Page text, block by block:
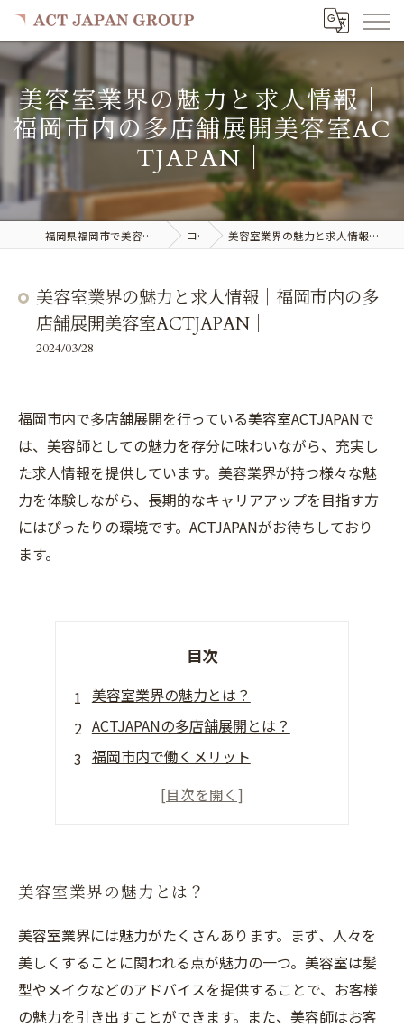
美容室業界の魅力と求人情報｜
福岡市内の多店舗展開美容室AC
TJAPAN｜
福岡県福岡市で美容室の求人ならACT JAPAN GROUP コラム 美容室業界の魅力と求人情報｜福岡市内の多店舗展開美容室ACTJAPAN｜
美容室業界の魅力と求人情報｜福岡市内の多
店舗展開美容室ACTJAPAN｜
2024/03/28
福岡市内で多店舗展開を行っている美容室ACTJAPANで
は、美容師としての魅力を存分に味わいながら、充実し
た求人情報を提供しています。美容業界が持つ様々な魅
力を体験しながら、長期的なキャリアアップを目指す方
にはぴったりの環境です。ACTJAPANがお待ちしており
ます。
目次
美容室業界の魅力とは？
ACTJAPANの多店舗展開とは？
福岡市内で働くメリット
ACTJAPANで働く魅力とは？
美容室業界の魅力とは？
美容室業界には魅力がたくさんあります。まず、人々を
美しくすることに関われる点が魅力の一つ。美容室は髪
型やメイクなどのアドバイスを提供することで、お客様
の魅力を引き出すことができます。また、美容師はお客